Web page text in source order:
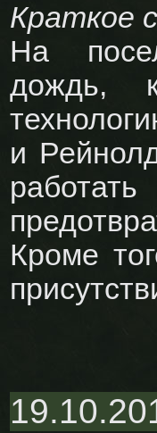
Краткое
На
дождь,
и
Кроме